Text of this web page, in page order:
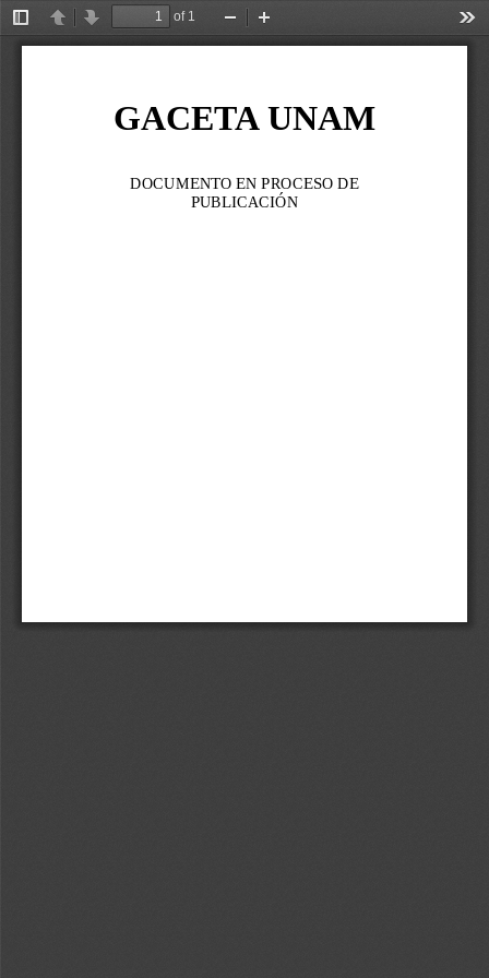
Toggle
Sidebar
PreviousNext
of 1
Zoom
Out
In
GACETA UNAM
DOCUMENTO EN PROCESO DE
PUBLICACIÓN